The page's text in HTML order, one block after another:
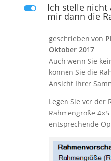
L Ich stelle nicht
mir dann die
geschrieben von
Oktober 2017
Auch wenn Sie
können Sie die
Ansicht Ihrer
Legen Sie vor der
Rahmengröße
entsprechende